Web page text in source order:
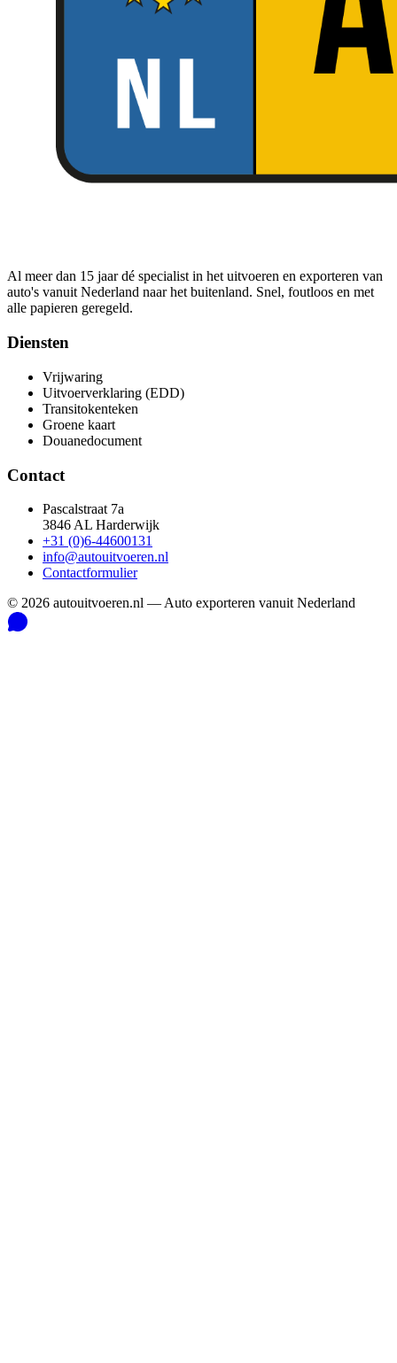
Al meer dan 15 jaar dé specialist in het uitvoeren en exporteren van
auto's vanuit Nederland naar het buitenland. Snel, foutloos en met
alle papieren geregeld.
Diensten
Vrijwaring
Uitvoerverklaring (EDD)
Transitokenteken
Groene kaart
Douanedocument
Contact
Pascalstraat 7a
3846 AL Harderwijk
+31 (0)6-44600131
info@autouitvoeren.nl
Contactformulier
© 2026 autouitvoeren.nl — Auto exporteren vanuit Nederland